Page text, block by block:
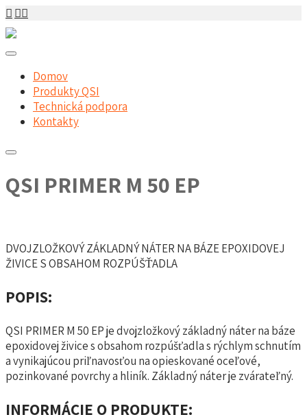
Domov
Produkty QSI
Technická podpora
Kontakty
QSI PRIMER M 50 EP
DVOJZLOŽKOVÝ ZÁKLADNÝ NÁTER NA BÁZE EPOXIDOVEJ
ŽIVICE S OBSAHOM ROZPÚŠŤADLA
POPIS:
QSI PRIMER M 50 EP je dvojzložkový základný náter na báze
epoxidovej živice s obsahom rozpúšťadla s rýchlym schnutím
a vynikajúcou priľnavosťou na opieskované oceľové,
pozinkované povrchy a hliník. Základný náter je zvárateľný.
INFORMÁCIE O PRODUKTE: